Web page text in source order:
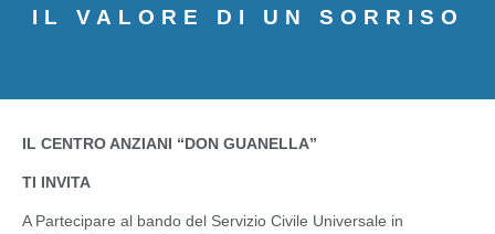
IL VALORE DI UN SORRISO
IL CENTRO ANZIANI “DON GUANELLA”
TI INVITA
A Partecipare al bando del Servizio Civile Universale in